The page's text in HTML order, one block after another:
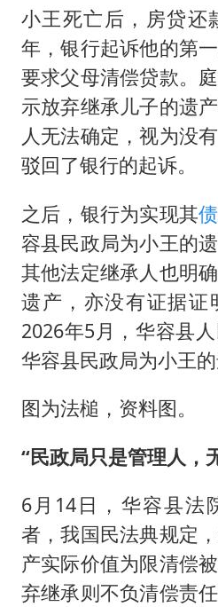
小王死亡后，房贷还
年，银行起诉他的第
要求父母清偿贷款。
示放弃继承儿子的遗
人无法确定，视为没
驳回了银行的起诉。
之后，银行为实现其
容县民政局为小王的
其他法定继承人也明
遗产，亦没有证据证
2026年5月，华容县
华容县民政局为小王的
图为法槌，资料图。
“民政局只是管理人，
6月14日，华容县法
者，我国民法典规定
产实际价值为限清偿
弃继承则不负清偿责